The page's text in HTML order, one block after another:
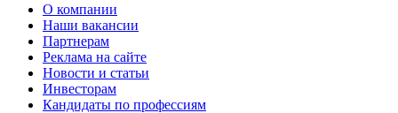
О компании
Наши вакансии
Партнерам
Реклама на сайте
Новости и статьи
Инвесторам
Кандидаты по профессиям